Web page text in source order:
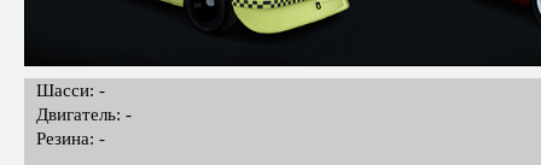
Шасси: -
Двигатель: -
Резина: -